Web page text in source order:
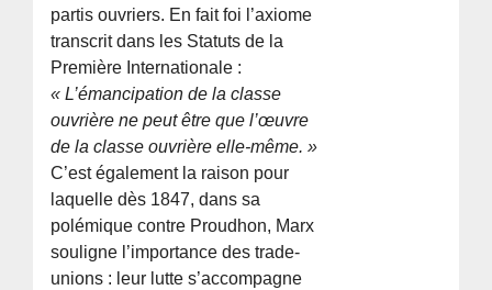
partis ouvriers. En fait foi l’axiome
transcrit dans les Statuts de la
Première Internationale :
« L’émancipation de la classe
ouvrière ne peut être que l’œuvre
de la classe ouvrière elle-même. »
C’est également la raison pour
laquelle dès 1847, dans sa
polémique contre Proudhon, Marx
souligne l’importance des trade-
unions : leur lutte s’accompagne